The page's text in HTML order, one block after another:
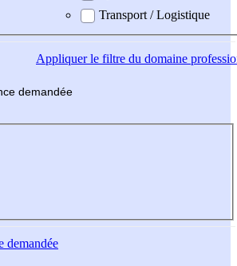
Transport / Logistique
Appliquerle filtre du domaine
demandée
demandée